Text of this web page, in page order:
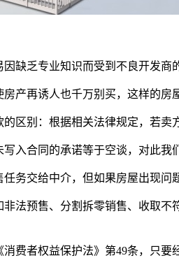
缺乏专业知识而受到不良开发商
产再诱人也千万别买，这样的房
区别：根据相关法律规定，若卖
入合同的承诺等于空谈，对此我
务交给中介，但如果房屋出现问
法预售、分割拆零销售、收取
者权益保护法》第49条，只要